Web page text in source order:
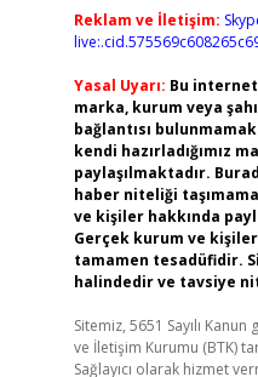
Reklam ve İletişim:
Yasal Uyarı: Bu
marka, kurum veya
bağlantısı
kendi hazırladığımız
paylaşılmaktadır.
haber niteliği
ve kişiler hakkında
Gerçek kurum ve
tamamen tesadüfidir.
halindedir ve tavsiye
Sitemiz, 5651 Sayılı
ve İletişim Kurumu (BTK)
Sağlayıcı olarak hizmet